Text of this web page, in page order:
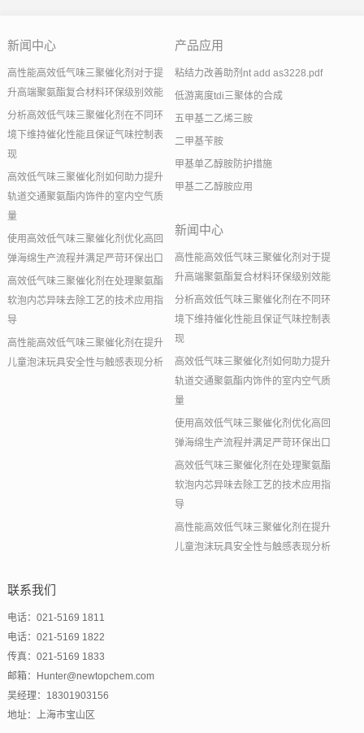
新闻中心
高性能高效低气味三聚催化剂对于提
升高端聚氨酯复合材料环保级别效能
分析高效低气味三聚催化剂在不同环
境下维持催化性能且保证气味控制表
现
高效低气味三聚催化剂如何助力提升
轨道交通聚氨酯内饰件的室内空气质
量
使用高效低气味三聚催化剂优化高回
弹海绵生产流程并满足严苛环保出口
高效低气味三聚催化剂在处理聚氨酯
软泡内芯异味去除工艺的技术应用指
导
高性能高效低气味三聚催化剂在提升
儿童泡沫玩具安全性与触感表现分析
产品应用
粘结力改善助剂nt add as3228.pdf
低游离度tdi三聚体的合成
五甲基二乙烯三胺
二甲基苄胺
甲基单乙醇胺防护措施
甲基二乙醇胺应用
新闻中心
高性能高效低气味三聚催化剂对于提
升高端聚氨酯复合材料环保级别效能
分析高效低气味三聚催化剂在不同环
境下维持催化性能且保证气味控制表
现
高效低气味三聚催化剂如何助力提升
轨道交通聚氨酯内饰件的室内空气质
量
使用高效低气味三聚催化剂优化高回
弹海绵生产流程并满足严苛环保出口
高效低气味三聚催化剂在处理聚氨酯
软泡内芯异味去除工艺的技术应用指
导
高性能高效低气味三聚催化剂在提升
儿童泡沫玩具安全性与触感表现分析
联系我们
电话：021-5169 1811
电话：021-5169 1822
传真：021-5169 1833
邮箱：Hunter@newtopchem.com
吴经理：18301903156
地址：上海市宝山区